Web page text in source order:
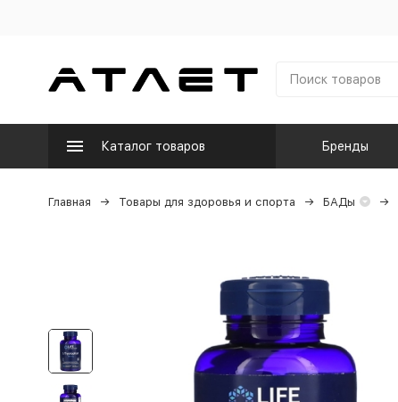
Каталог товаров Бренды
Главная Товары для здоровья и спорта БАДы